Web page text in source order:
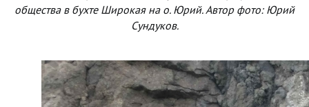
общества в бухте Широкая на о. Юрий. Автор фото: Юрий
Сундуков.